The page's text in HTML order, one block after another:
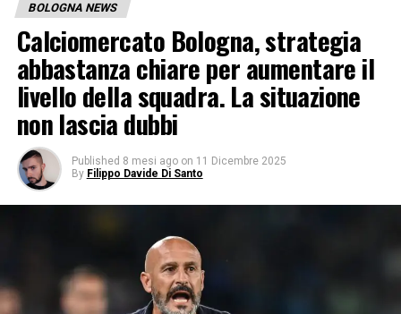
BOLOGNA NEWS
Calciomercato Bologna, strategia
abbastanza chiare per aumentare il
livello della squadra. La situazione
non lascia dubbi
Published 8 mesi ago on 11 Dicembre 2025
By Filippo Davide Di Santo